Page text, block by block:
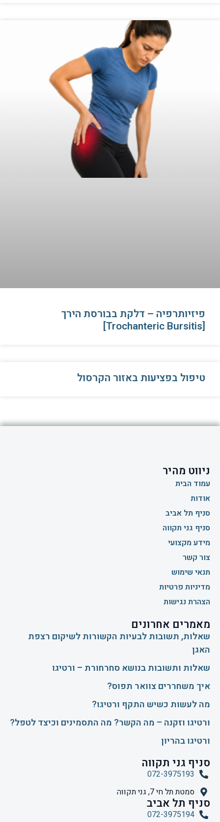
פיזיותרפיה – דלקת בבורסת הירך
[Trochanteric Bursitis]
טיפול בפציעות באזור הקרסול
ניווט מהיר
עמוד הבית
אודות
סניף תל אביב
סניף גני תקווה
מידע מקצועי
צור קשר
תנאי שימוש
מדיניות פרטיות
הצהרת נגישות
מאמרים אחרונים
שאלות, תשובות לבעיות הקשורות לשיקום רצפת
האגן
שאלות ותשובות בנושא סחרחורת – ורטיגו
איך משחררים צוואר תפוס?
​מה לעשות כשיש התקף ורטיגו?
ורטיגו וזקנה – מה הקשר? מה התסמינים וכיצד לטפל?
ורטיגו בהריון
סניף גני תקווה
072-3975193
סמטת תל חי 7, גני תקווה
סניף תל אביב
072-3975194